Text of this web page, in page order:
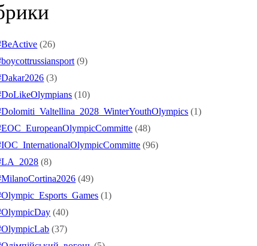
(26)
(9)
(3)
(10)
(1)
(48)
(96)
(8)
(49)
(1)
(40)
(37)